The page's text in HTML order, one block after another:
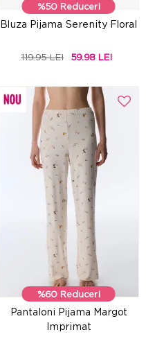
%50 Reduceri
Bluza Pijama Serenity Floral
119.95 LEI 59.98 LEI
%60 Reduceri
Pantaloni Pijama Margot
Imprimat